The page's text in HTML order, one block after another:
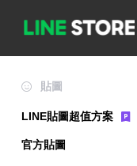
貼圖
LINE貼圖超值方案
官方貼圖